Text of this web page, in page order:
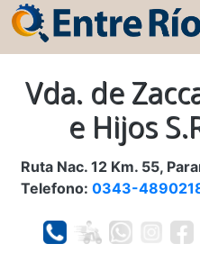
Vda. de
e Hijos
Ruta Nac. 12 Km. 55,
Telefono: 0343-